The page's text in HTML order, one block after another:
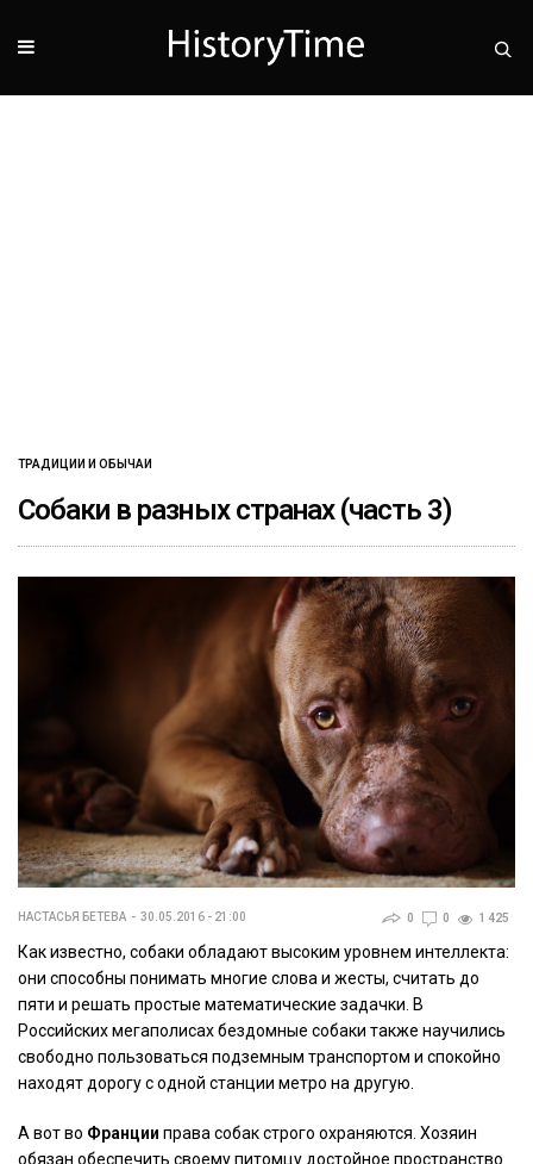
ТРАДИЦИИ И ОБЫЧАИ
Собаки в разных странах (часть 3)
НАСТАСЬЯ БЕТЕВА 30.05.2016 - 21:00 0 0 1 425
Как известно, собаки обладают высоким уровнем интеллекта:
они способны понимать многие слова и жесты, считать до
пяти и решать простые математические задачки. В
Российских мегаполисах бездомные собаки также научились
свободно пользоваться подземным транспортом и спокойно
находят дорогу с одной станции метро на другую.
А вот во Франции права собак строго охраняются. Хозяин
обязан обеспечить своему питомцу достойное пространство